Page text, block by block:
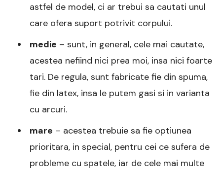
astfel de model, ci ar trebui sa cautati unul
care ofera suport potrivit corpului.
medie – sunt, in general, cele mai cautate,
acestea nefiind nici prea moi, insa nici foarte
tari. De regula, sunt fabricate fie din spuma,
fie din latex, insa le putem gasi si in varianta
cu arcuri.
mare – acestea trebuie sa fie optiunea
prioritara, in special, pentru cei ce sufera de
probleme cu spatele, iar de cele mai multe